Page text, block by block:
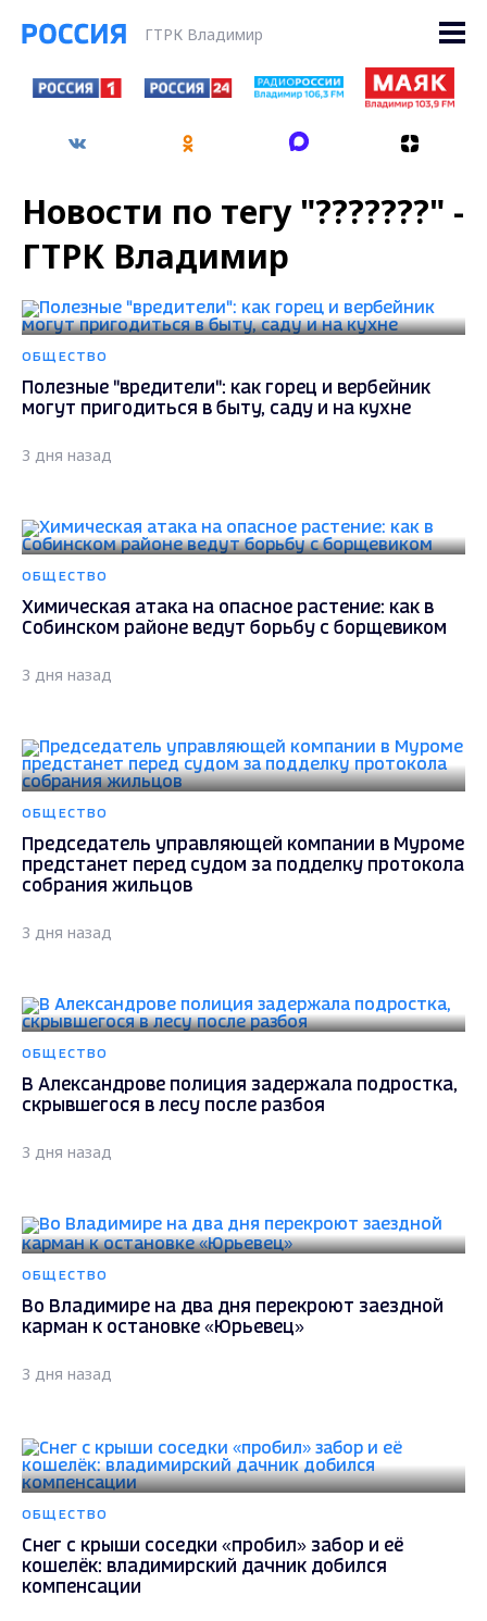
ГТРК Владимир
Новости по тегу "???????" -
ГТРК Владимир
ОБЩЕСТВО
Полезные "вредители": как горец и вербейник
могут пригодиться в быту, саду и на кухне
3 дня назад
ОБЩЕСТВО
Химическая атака на опасное растение: как в
Собинском районе ведут борьбу с борщевиком
3 дня назад
ОБЩЕСТВО
Председатель управляющей компании в Муроме
предстанет перед судом за подделку протокола
собрания жильцов
3 дня назад
ОБЩЕСТВО
В Александрове полиция задержала подростка,
скрывшегося в лесу после разбоя
3 дня назад
ОБЩЕСТВО
Во Владимире на два дня перекроют заездной
карман к остановке «Юрьевец»
3 дня назад
ОБЩЕСТВО
Снег с крыши соседки «пробил» забор и её
кошелёк: владимирский дачник добился
компенсации